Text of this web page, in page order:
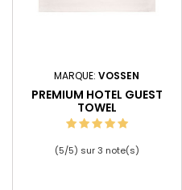
MARQUE:VOSSEN
PREMIUM HOTEL GUEST
TOWEL
(5/5) sur3 note(s)